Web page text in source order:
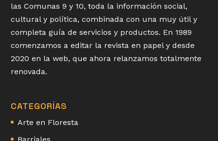
las Comunas 9 y 10, toda la información social,
cultural y política, combinada con una muy útil y
completa guía de servicios y productos. En 1989
comenzamos a editar la revista en papel y desde
2020 en la web, que ahora relanzamos totalmente
renovada.
CATEGORÍAS
Arte en Floresta